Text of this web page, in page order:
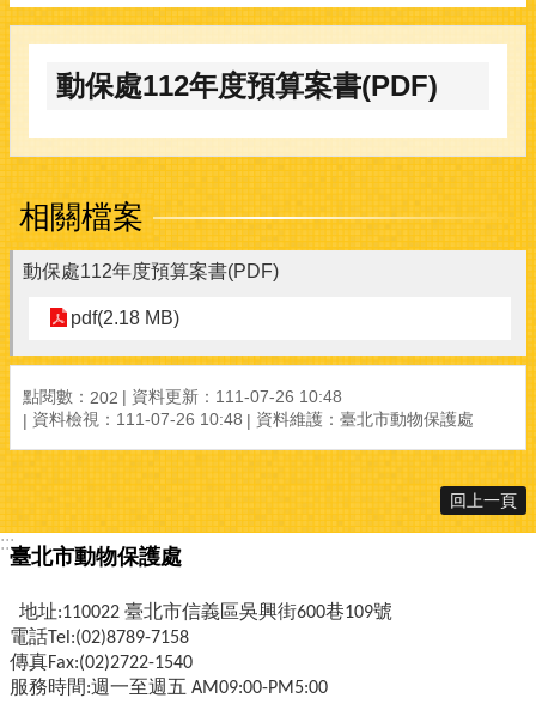
動保處112年度預算案書(PDF)
相關檔案
動保處112年度預算案書(PDF)
pdf(2.18 MB)
點閱數： 202
資料更新：111-07-26 10:48
資料檢視：111-07-26 10:48
資料維護：臺北市動物保護處
回上一頁
:::
臺北市動物保護處
地址:110022 臺北市信義區吳興街600巷109號
電話Tel:(02)8789-7158
傳真Fax:(02)2722-1540
服務時間:週一至週五 AM09:00-PM5:00